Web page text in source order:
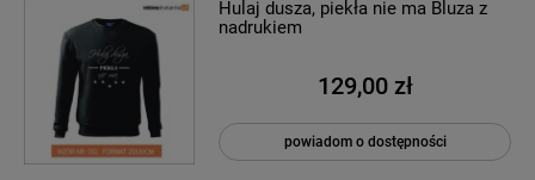
Hulaj dusza, piekła nie ma Bluza z
nadrukiem
129,00 zł
powiadom o dostępności